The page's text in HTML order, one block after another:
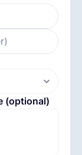
(optional)